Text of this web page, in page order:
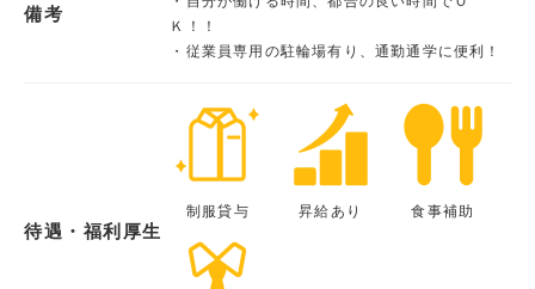
備考
Ｋ！！
・従業員専用の駐輪場有り、通勤通学に便利！
待遇・福利厚生
制服貸与 昇給あり 食事補助